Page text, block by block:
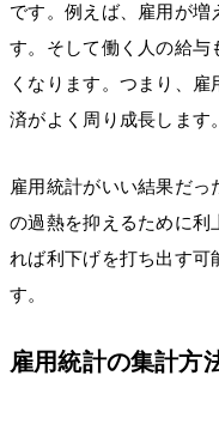
です。例えば、雇用が増
す。そして働く人の給与
くなります。つまり、
済がよく周り成長します。
雇用統計がいい結果だっ
の過熱を抑えるために利
れば利下げを打ち出す可
す。
雇用統計の集計方